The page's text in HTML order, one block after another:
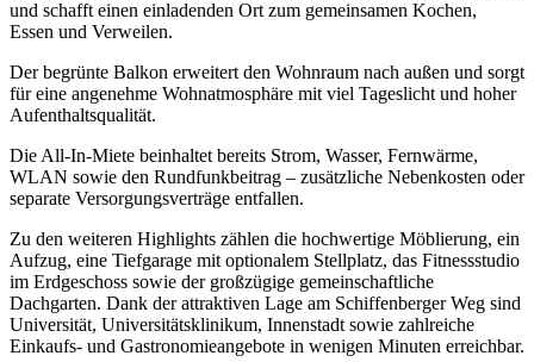
und schafft einen einladenden Ort zum gemeinsamen Kochen,
Essen und Verweilen.
Der begrünte Balkon erweitert den Wohnraum nach außen und sorgt
für eine angenehme Wohnatmosphäre mit viel Tageslicht und hoher
Aufenthaltsqualität.
Die All-In-Miete beinhaltet bereits Strom, Wasser, Fernwärme,
WLAN sowie den Rundfunkbeitrag – zusätzliche Nebenkosten oder
separate Versorgungsverträge entfallen.
Zu den weiteren Highlights zählen die hochwertige Möblierung, ein
Aufzug, eine Tiefgarage mit optionalem Stellplatz, das Fitnessstudio
im Erdgeschoss sowie der großzügige gemeinschaftliche
Dachgarten. Dank der attraktiven Lage am Schiffenberger Weg sind
Universität, Universitätsklinikum, Innenstadt sowie zahlreiche
Einkaufs- und Gastronomieangebote in wenigen Minuten erreichbar.